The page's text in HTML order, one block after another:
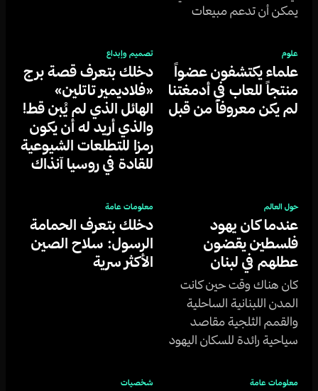
يمكن أن تدعم مبيعات
قادمة
علوم
علماء يكتشفون عضواً
منتجاً للعاب في أدمغتنا
لم يكن معروفاً من قبل
تصميم وإبداع
دخلك بتعرف قصة برج
«فلاديمير تاتلين»
الهائل الذي لم يُبن قط!
والذي أريد له أن يكون
رمزا للتطلعات الشيوعية
للقادة في روسيا آنذاك
حول العالم
عندما كان يهود
فلسطين يقضون
عطلهم في لبنان
كان هناك وقت حين كانت
المدن اللبنانية الساحلية
والقمم الثلجية مقاصد
سياحية رائدة للسكان اليهود
معلومات عامة
دخلك بتعرف الحمامة
الرسول: سلاح الصين
الأكثر سرية
معلومات عامة شخصيات